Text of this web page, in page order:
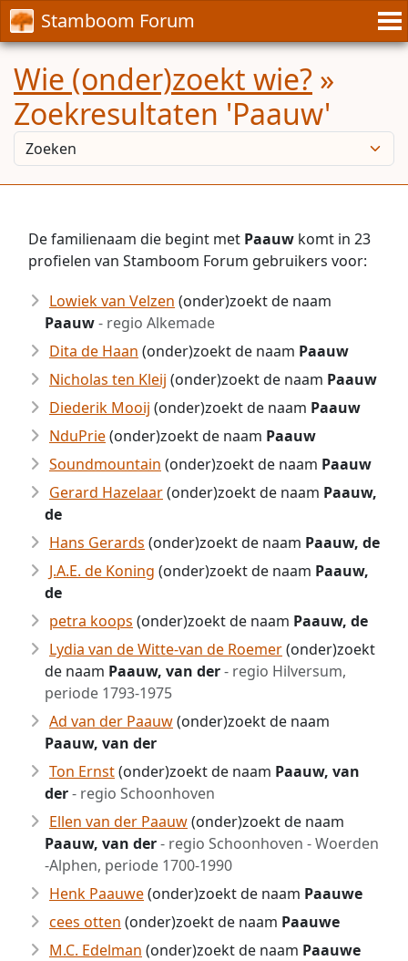
Stamboom Forum
Wie (onder)zoekt wie? »
Zoekresultaten 'Paauw'
De familienaam die begint met Paauw komt in 23
profielen van Stamboom Forum gebruikers voor:
Lowiek van Velzen (onder)zoekt de naam
Paauw- regio Alkemade
Dita de Haan (onder)zoekt de naam Paauw
Nicholas ten Kleij (onder)zoekt de naam Paauw
Diederik Mooij (onder)zoekt de naam Paauw
NduPrie(onder)zoekt de naam Paauw
Soundmountain (onder)zoekt de naam Paauw
Gerard Hazelaar(onder)zoekt de naam Paauw,
de
Hans Gerards (onder)zoekt de naam Paauw, de
J.A.E. de Koning (onder)zoekt de naam Paauw,
de
petra koops (onder)zoekt de naam Paauw, de
Lydia van de Witte-van de Roemer(onder)zoekt
de naam Paauw, van der- regio Hilversum,
periode 1793-1975
Ad van der Paauw(onder)zoekt de naam
Paauw, van der
Ton Ernst(onder)zoekt de naam Paauw, van
der- regio Schoonhoven
Ellen van der Paauw(onder)zoekt de naam
Paauw, van der- regio Schoonhoven - Woerden
-Alphen, periode 1700-1990
Henk Paauwe(onder)zoekt de naam Paauwe
cees otten (onder)zoekt de naam Paauwe
M.C. Edelman (onder)zoekt de naam Paauwe